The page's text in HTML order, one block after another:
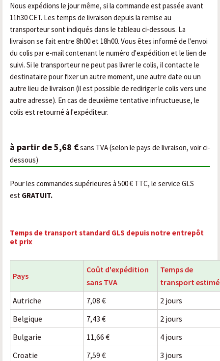
Nous expédions le jour même, si la commande est passée avant
11h30 CET. Les temps de livraison depuis la remise au
transporteur sont indiqués dans le tableau ci-dessous. La
livraison se fait entre 8h00 et 18h00. Vous êtes informé de l'envoi
du colis par e-mail contenant le numéro d'expédition et le lien de
suivi. Si le transporteur ne peut pas livrer le colis, il contacte le
destinataire pour fixer un autre moment, une autre date ou un
autre lieu de livraison (il est possible de rediriger le colis vers une
autre adresse). En cas de deuxième tentative infructueuse, le
colis est retourné à l'expéditeur.
à partir de 5,68 €sans TVA (selon le pays de livraison, voir ci-
dessous)
Pour les commandes supérieures à 500 € TTC, le service GLS
est GRATUIT.
Temps de transport standard GLS depuis notre entrepôt
et prix
Pays
Coût d'expédition
sans TVA
Temps de
transport estimé
Autriche
7,08 €
2 jours
Belgique
7,43 €
2 jours
Bulgarie
11,66 €
4 jours
Croatie
7,59 €
3 jours